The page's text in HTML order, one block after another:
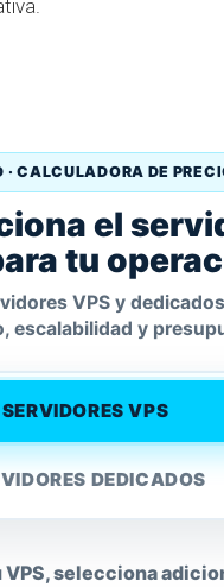
· CALCULADORA DE
el
tu
VPS y
escalabilidad y
SERVIDORES VPS
DEDICADOS
selecciona